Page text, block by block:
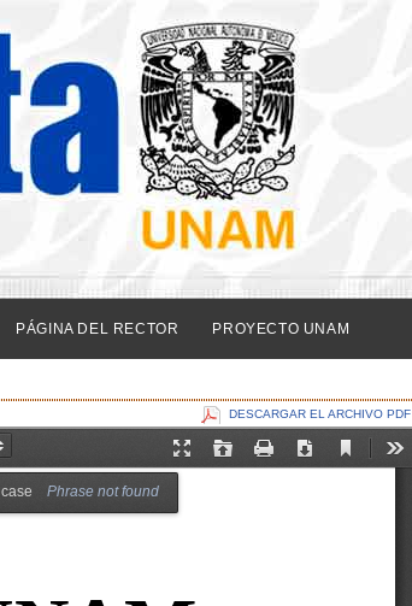
PÁGINA DEL RECTOR PROYECTO UNAM
DESCARGAR EL ARCHIVO PDF